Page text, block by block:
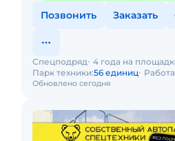
Позвонить Заказать
Обновлено сегодня
Спецподряд 4 года на
Парк техники:56 единиц